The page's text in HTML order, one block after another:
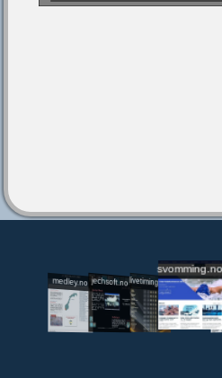
medley.no jechsoft.nolivetiming.medley.no
svomming.no